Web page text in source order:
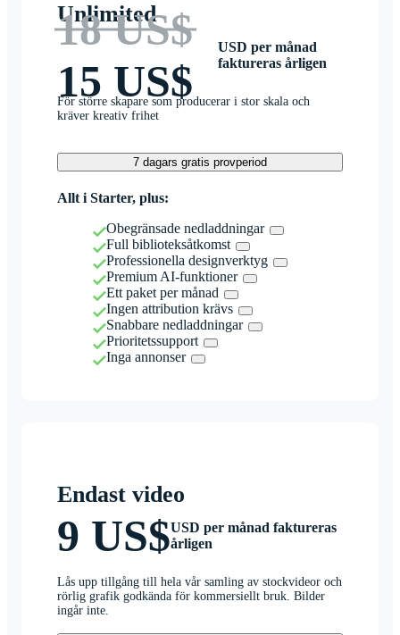
Unlimited
18 US$
15 US$
USD per månad
faktureras årligen
För större skapare som producerar i stor skala och
kräver kreativ frihet
7 dagars gratis provperiod
Allt i Starter, plus:
Obegränsade nedladdningar
Full biblioteksåtkomst
Professionella designverktyg
Premium AI-funktioner
Ett paket per månad
Ingen attribution krävs
Snabbare nedladdningar
Prioritetssupport
Inga annonser
Endast video
9 US$USD per månad faktureras
årligen
Lås upp tillgång till hela vår samling av stockvideor och
rörlig grafik godkända för kommersiellt bruk. Bilder
ingår inte.